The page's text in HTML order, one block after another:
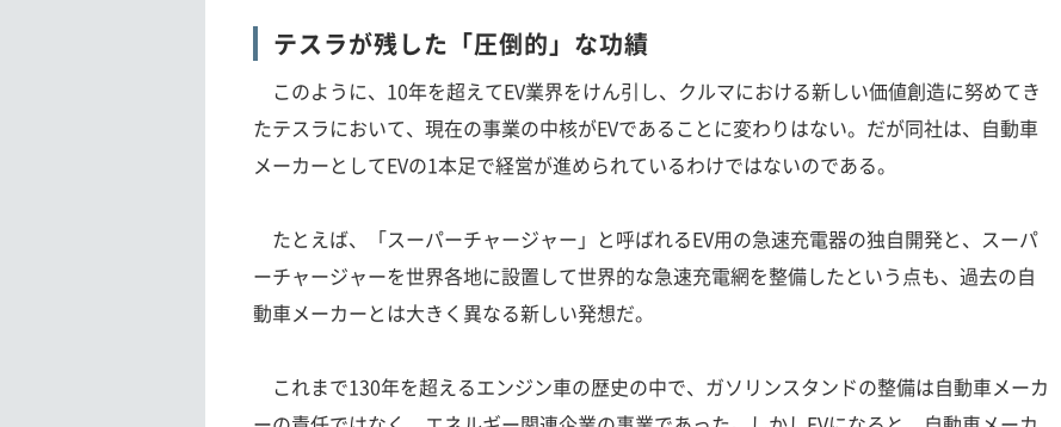
テスラが残した「圧倒的」な功績
このように、10年を超えてEV業界をけん引し、クルマにおける新しい価値創造に努めてき
たテスラにおいて、現在の事業の中核がEVであることに変わりはない。だが同社は、自動車
メーカーとしてEVの1本足で経営が進められているわけではないのである。
たとえば、「スーパーチャージャー」と呼ばれるEV用の急速充電器の独自開発と、スーパ
ーチャージャーを世界各地に設置して世界的な急速充電網を整備したという点も、過去の自
動車メーカーとは大きく異なる新しい発想だ。
これまで130年を超えるエンジン車の歴史の中で、ガソリンスタンドの整備は自動車メーカ